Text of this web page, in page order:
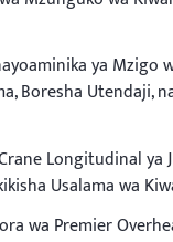
ya Mzigo
Boresha Utendaji,
Longitudinal ya
Usalama wa
wa Premier